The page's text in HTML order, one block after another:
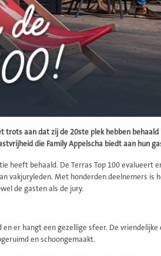
aan dat zij de 20ste plek hebben behaald
die Family Appelscha biedt aan hun
heeft behaald. De Terras Top 100 evalueert
vakjuryleden. Met honderden deelnemers is
de gasten als de jury.
er hangt een gezellige sfeer. De
en schoongemaakt.